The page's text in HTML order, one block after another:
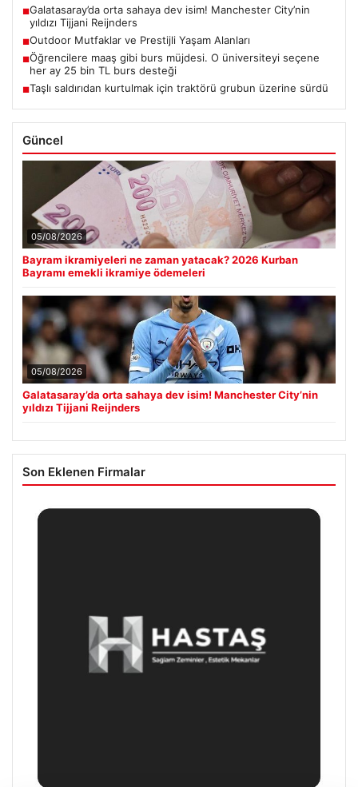
■Galatasaray’da orta sahaya dev isim! Manchester City’nin
yıldızı Tijjani Reijnders
■Outdoor Mutfaklar ve Prestijli Yaşam Alanları
■Öğrencilere maaş gibi burs müjdesi. O üniversiteyi seçene
her ay 25 bin TL burs desteği
■Taşlı saldırıdan kurtulmak için traktörü grubun üzerine sürdü
Güncel
05/08/2026
Bayram ikramiyeleri ne zaman yatacak? 2026 Kurban
Bayramı emekli ikramiye ödemeleri
05/08/2026
Galatasaray’da orta sahaya dev isim! Manchester City’nin
yıldızı Tijjani Reijnders
Son Eklenen Firmalar